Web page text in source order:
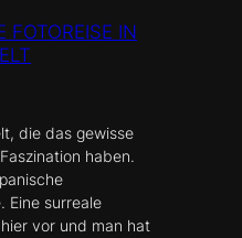
FOTOREISE IN
die das gewisse
haben.
Eine surreale
vor und man hat